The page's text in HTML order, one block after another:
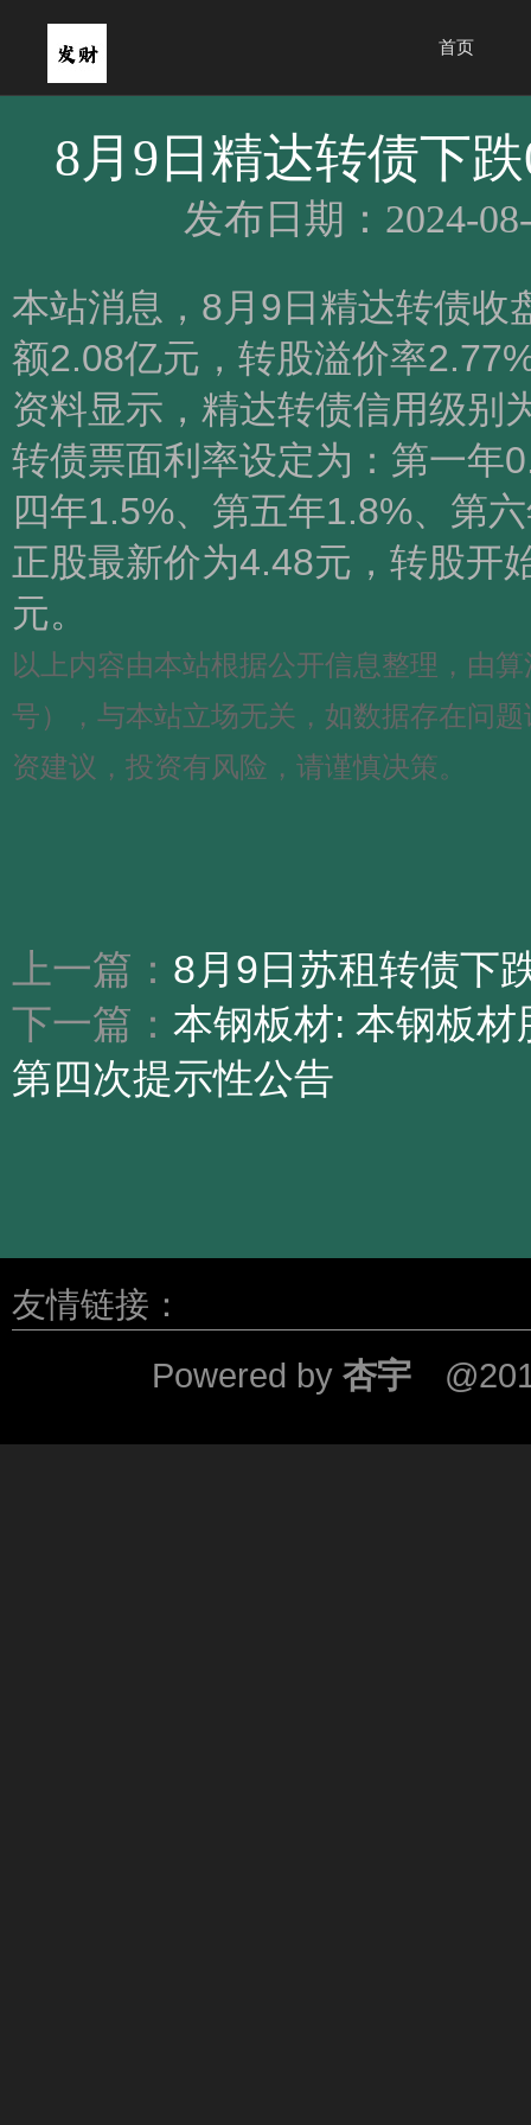
首页
8月9日精达转债下
发布日期：2024-
本站消息，8月9日精达转债收
额2.08亿元，转股溢价率
资料显示，精达转债信用级别
转债票面利率设定为：第一年
四年1.5%、第五年1.8%、第
正股最新价为4.48元，转股开
元。
以上内容由本站根据公开信息整理，由
号），与本站立场无关，如数据存在问
资建议，投资有风险，请谨慎决策。
上一篇： 8月9日苏租转债下
下一篇： 本钢板材: 本钢板
第四次提示性公告
友情链接：
Powered by 杏宇